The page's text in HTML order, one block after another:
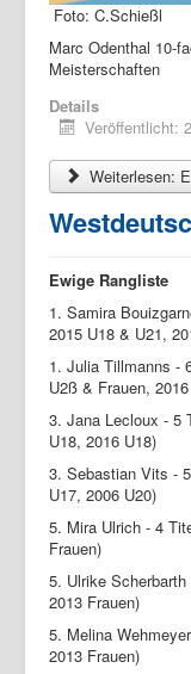
Foto: C.Schießl
Marc Odenthal 10-
Meisterschaften
Details
Veröffentlicht:
Weiterlesen:
Ewige Rangliste
1. Samira
2015 U18 & U21,
1. Julia Tillmanns -
U2ß & Frauen,
3. Jana Lecloux - 5
U18, 2016 U18)
3. Sebastian Vits -
U17, 2006 U20)
5. Mira Ulrich - 4
Frauen)
5. Ulrike
2013 Frauen)
5. Melina
2013 Frauen)